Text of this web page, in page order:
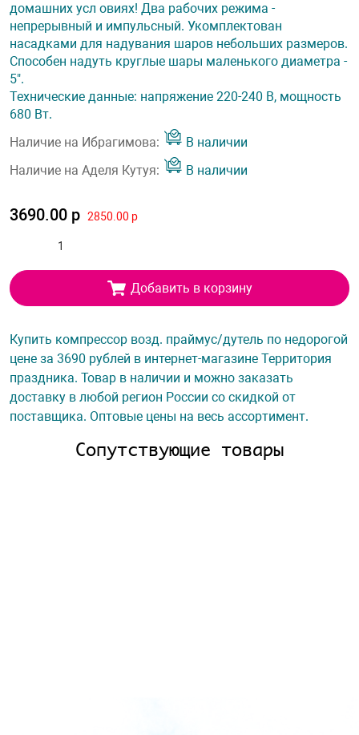
домашних усл овиях! Два рабочих режима -
непрерывный и импульсный. Укомплектован
насадками для надувания шаров небольших размеров.
Способен надуть круглые шары маленького диаметра -
5".
Технические данные: напряжение 220-240 В, мощность
680 Вт.
Наличие на Ибрагимова:
В наличии
Наличие на Аделя Кутуя:
В наличии
3690.00 р 2850.00 р
Добавить в корзину
Купить компрессор возд. праймус/дутель по недорогой
цене за 3690 рублей в интернет-магазине Территория
праздника. Товар в наличии и можно заказать
доставку в любой регион России со скидкой от
поставщика. Оптовые цены на весь ассортимент.
Сопутствующие товары